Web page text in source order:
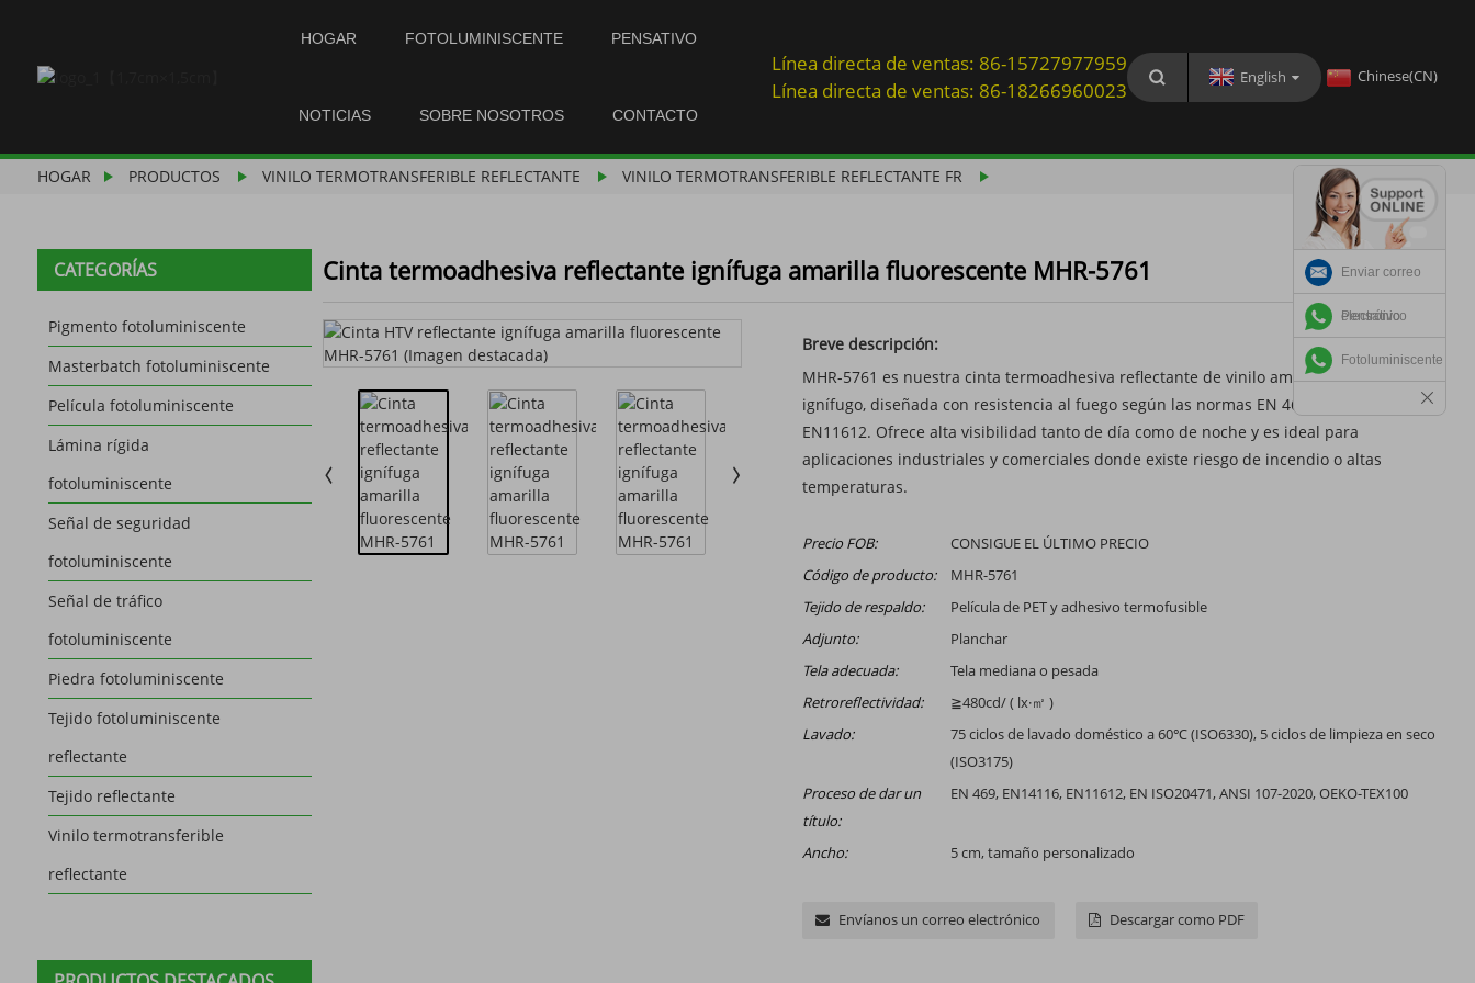
HOGAR FOTOLUMINISCENTE PENSATIVO
NOTICIAS SOBRE NOSOTROS CONTACTO
Línea directa de ventas: 86-15727977959
Línea directa de ventas: 86-18266960023
English Chinese(CN)
HOGAR PRODUCTOS VINILO TERMOTRANSFERIBLE REFLECTANTE VINILO TERMOTRANSFERIBLE REFLECTANTE FR
CATEGORÍAS
Pigmento fotoluminiscente
Masterbatch fotoluminiscente
Película fotoluminiscente
Lámina rígida
fotoluminiscente
Señal de seguridad
fotoluminiscente
Señal de tráfico
fotoluminiscente
Piedra fotoluminiscente
Tejido fotoluminiscente
reflectante
Tejido reflectante
Vinilo termotransferible
reflectante
Cinta termoadhesiva reflectante ignífuga amarilla fluorescente MHR-5761
Breve descripción:
MHR-5761 es nuestra cinta termoadhesiva reflectante de vinilo amarillo fluorescente
ignífugo, diseñada con resistencia al fuego según las normas EN 469, EN14116 y
EN11612. Ofrece alta visibilidad tanto de día como de noche y es ideal para
aplicaciones industriales y comerciales donde existe riesgo de incendio o altas
temperaturas.
Precio FOB:
CONSIGUE EL ÚLTIMO PRECIO
Código de producto:
MHR-5761
Tejido de respaldo:
Película de PET y adhesivo termofusible
Adjunto:
Planchar
Tela adecuada:
Tela mediana o pesada
Retroreflectividad:
≧480cd/ ( lx·㎡ )
Lavado:
75 ciclos de lavado doméstico a 60℃ (ISO6330), 5 ciclos de limpieza en seco
(ISO3175)
Proceso de dar un
título:
EN 469, EN14116, EN11612, EN ISO20471, ANSI 107-2020, OEKO-TEX100
Ancho: 5 cm, tamaño personalizado
Envíanos un correo electrónico Descargar como PDF
Enviar correo
electrónico
Pensativo
Fotoluminiscente